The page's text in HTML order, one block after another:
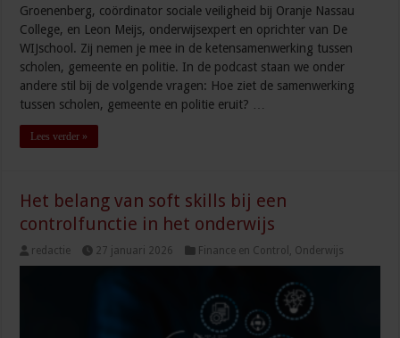
Groenenberg, coördinator sociale veiligheid bij Oranje Nassau
College, en Leon Meijs, onderwijsexpert en oprichter van De
WIJschool. Zij nemen je mee in de ketensamenwerking tussen
scholen, gemeente en politie. In de podcast staan we onder
andere stil bij de volgende vragen: Hoe ziet de samenwerking
tussen scholen, gemeente en politie eruit? …
Lees verder »
Het belang van soft skills bij een
controlfunctie in het onderwijs
redactie 27 januari 2026 Finance en Control Onderwijs